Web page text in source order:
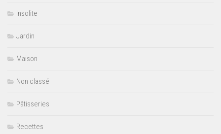
Insolite
Jardin
Maison
Non classé
Pâtisseries
Recettes